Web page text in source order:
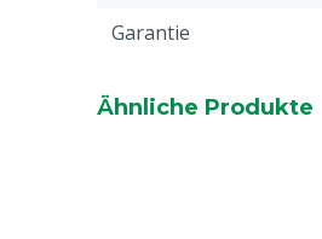
Garantie
Ähnliche Produkte